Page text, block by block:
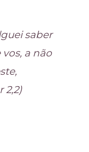
saber
a não
2,2)